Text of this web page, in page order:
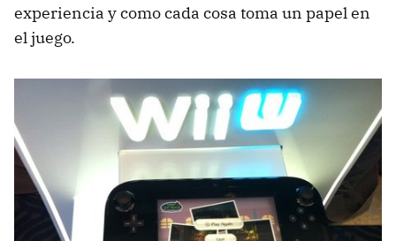
experiencia y como cada cosa toma un papel en
el juego.